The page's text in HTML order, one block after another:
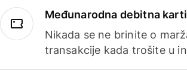
Međunarodna debitna
Nikada se ne brinite o
transakcije kada trošite u